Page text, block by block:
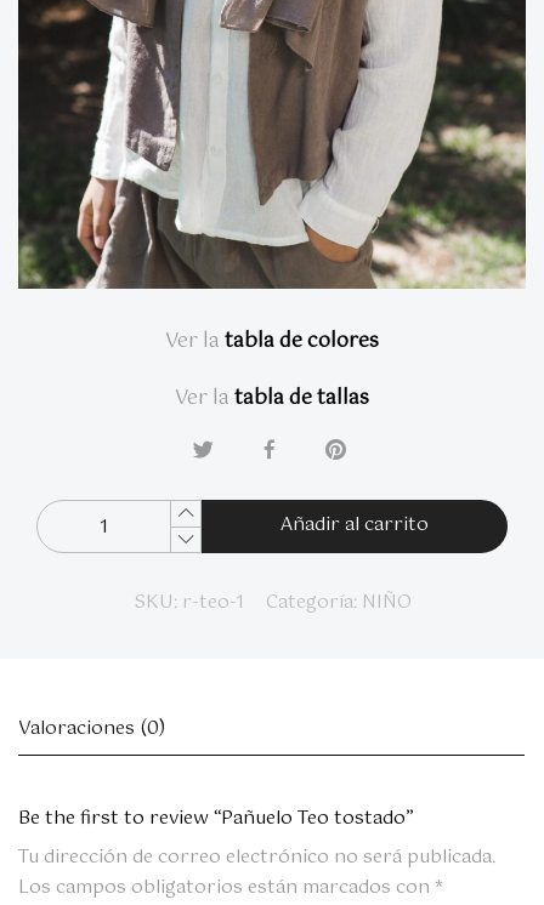
Ver latabla de colores
Ver latabla de tallas
Añadir al carrito
SKU: r-teo-1 Categoría: NIÑO
Valoraciones (0)
Be the first to review “Pañuelo Teo tostado”
Tu dirección de correo electrónico no será publicada.
Los campos obligatorios están marcados con *